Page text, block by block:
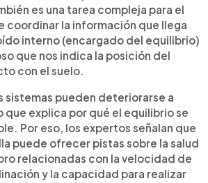
es una tarea compleja para el
coordinar la información que llega
interno (encargado del equilibrio)
que nos indica la posición del
con el suelo.
sistemas pueden deteriorarse a
explica por qué el equilibrio se
Por eso, los expertos señalan que
puede ofrecer pistas sobre la salud
relacionadas con la velocidad de
y la capacidad para realizar